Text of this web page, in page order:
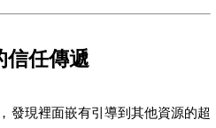
信任傳遞
發現裡面嵌有引導到其他資源的超